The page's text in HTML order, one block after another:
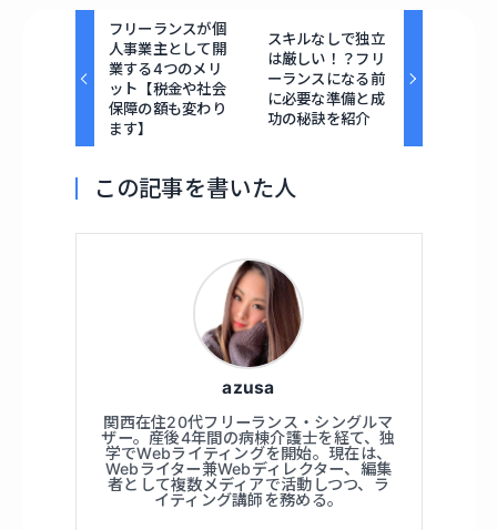
フリーランスが個
人事業主として開
業する4つのメリ
ット【税金や社会
保障の額も変わり
ます】
スキルなしで独立
は厳しい！？フリ
ーランスになる前
に必要な準備と成
功の秘訣を紹介
この記事を書いた人
azusa
関西在住20代フリーランス・シングルマ
ザー。産後4年間の病棟介護士を経て、独
学でWebライティングを開始。現在は、
Webライター兼Webディレクター、編集
者として複数メディアで活動しつつ、ラ
イティング講師を務める。